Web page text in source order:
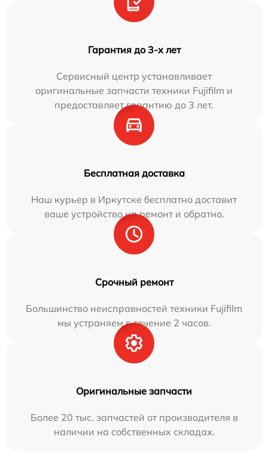
Гарантия до 3-х лет
Сервисный центр устанавливает
оригинальные запчасти техники Fujifilm и
предоставляет гарантию до 3 лет.
Бесплатная доставка
Наш курьер в Иркутске бесплатно доставит
ваше устройство на ремонт и обратно.
Срочный ремонт
Большинство неисправностей техники Fujifilm
мы устраняем в течение 2 часов.
Оригинальные запчасти
Более 20 тыс. запчастей от производителя в
наличии на собственных складах.